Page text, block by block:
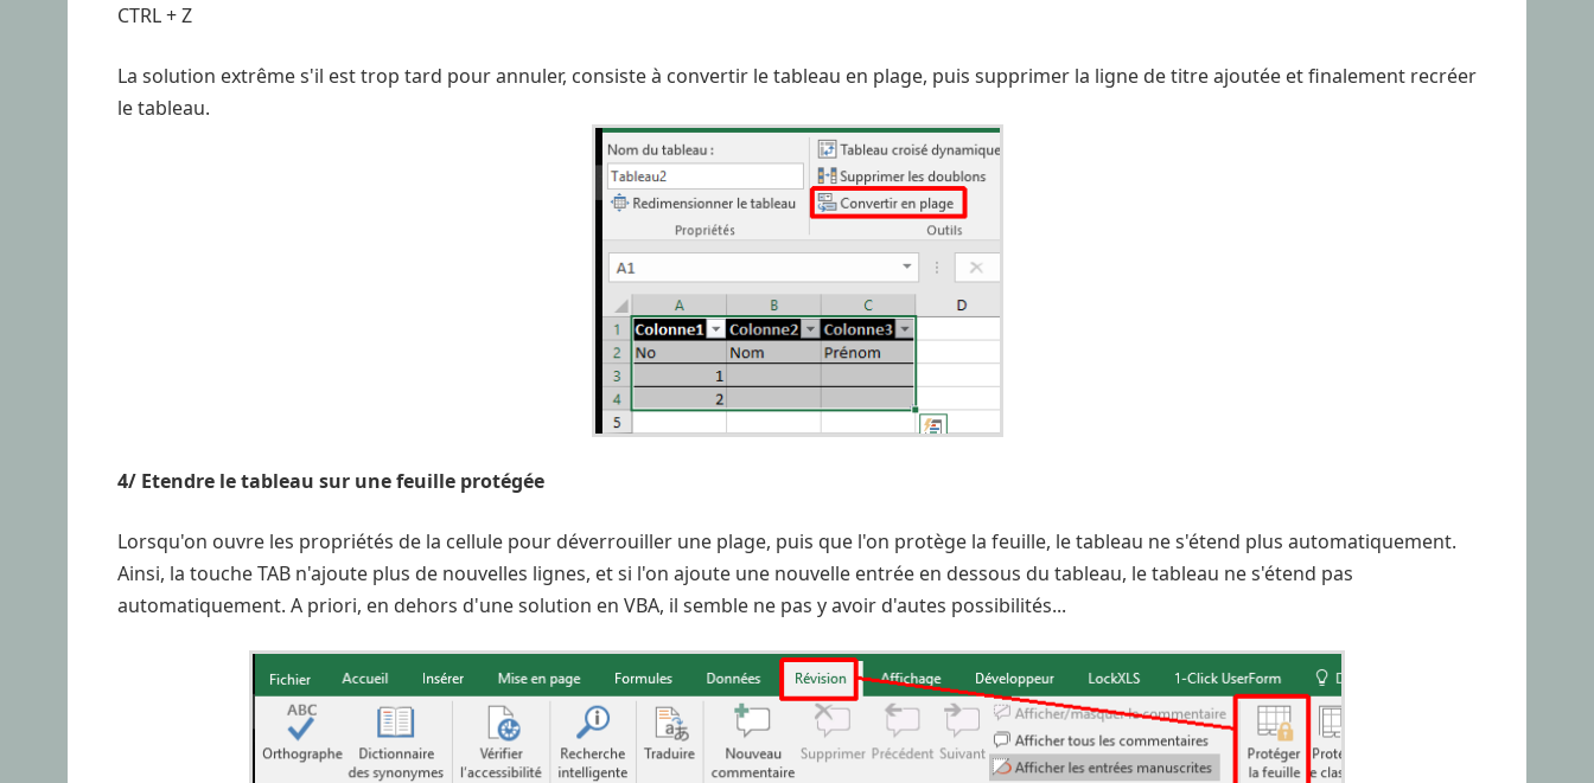
CTRL + Z
La solution extrême s'il est trop tard pour annuler, consiste à convertir le tableau en plage, puis supprimer la ligne de titre ajoutée et finalement recréer
le tableau.
4/ Etendre le tableau sur une feuille protégée
Lorsqu'on ouvre les propriétés de la cellule pour déverrouiller une plage, puis que l'on protège la feuille, le tableau ne s'étend plus automatiquement.
Ainsi, la touche TAB n'ajoute plus de nouvelles lignes, et si l'on ajoute une nouvelle entrée en dessous du tableau, le tableau ne s'étend pas
automatiquement. A priori, en dehors d'une solution en VBA, il semble ne pas y avoir d'autes possibilités...